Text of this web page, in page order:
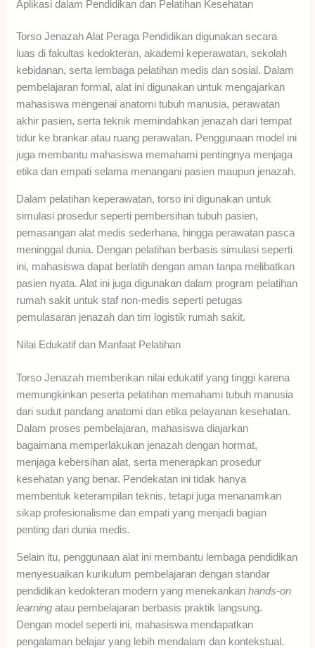
Aplikasi dalam Pendidikan dan Pelatihan Kesehatan
Torso Jenazah Alat Peraga Pendidikan digunakan secara
luas di fakultas kedokteran, akademi keperawatan, sekolah
kebidanan, serta lembaga pelatihan medis dan sosial. Dalam
pembelajaran formal, alat ini digunakan untuk mengajarkan
mahasiswa mengenai anatomi tubuh manusia, perawatan
akhir pasien, serta teknik memindahkan jenazah dari tempat
tidur ke brankar atau ruang perawatan. Penggunaan model ini
juga membantu mahasiswa memahami pentingnya menjaga
etika dan empati selama menangani pasien maupun jenazah.
Dalam pelatihan keperawatan, torso ini digunakan untuk
simulasi prosedur seperti pembersihan tubuh pasien,
pemasangan alat medis sederhana, hingga perawatan pasca
meninggal dunia. Dengan pelatihan berbasis simulasi seperti
ini, mahasiswa dapat berlatih dengan aman tanpa melibatkan
pasien nyata. Alat ini juga digunakan dalam program pelatihan
rumah sakit untuk staf non-medis seperti petugas
pemulasaran jenazah dan tim logistik rumah sakit.
Nilai Edukatif dan Manfaat Pelatihan
Torso Jenazah memberikan nilai edukatif yang tinggi karena
memungkinkan peserta pelatihan memahami tubuh manusia
dari sudut pandang anatomi dan etika pelayanan kesehatan.
Dalam proses pembelajaran, mahasiswa diajarkan
bagaimana memperlakukan jenazah dengan hormat,
menjaga kebersihan alat, serta menerapkan prosedur
kesehatan yang benar. Pendekatan ini tidak hanya
membentuk keterampilan teknis, tetapi juga menanamkan
sikap profesionalisme dan empati yang menjadi bagian
penting dari dunia medis.
Selain itu, penggunaan alat ini membantu lembaga pendidikan
menyesuaikan kurikulum pembelajaran dengan standar
pendidikan kedokteran modern yang menekankanhands-on
learning atau pembelajaran berbasis praktik langsung.
Dengan model seperti ini, mahasiswa mendapatkan
pengalaman belajar yang lebih mendalam dan kontekstual.